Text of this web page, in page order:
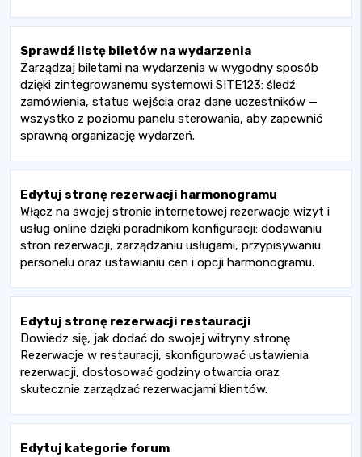
Sprawdź listę biletów na wydarzenia
Zarządzaj biletami na wydarzenia w wygodny sposób
dzięki zintegrowanemu systemowi SITE123: śledź
zamówienia, status wejścia oraz dane uczestników —
wszystko z poziomu panelu sterowania, aby zapewnić
sprawną organizację wydarzeń.
Edytuj stronę rezerwacji harmonogramu
Włącz na swojej stronie internetowej rezerwacje wizyt i
usług online dzięki poradnikom konfiguracji: dodawaniu
stron rezerwacji, zarządzaniu usługami, przypisywaniu
personelu oraz ustawianiu cen i opcji harmonogramu.
Edytuj stronę rezerwacji restauracji
Dowiedz się, jak dodać do swojej witryny stronę
Rezerwacje w restauracji, skonfigurować ustawienia
rezerwacji, dostosować godziny otwarcia oraz
skutecznie zarządzać rezerwacjami klientów.
Edytuj kategorie forum